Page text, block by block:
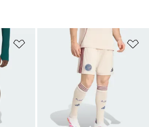
Adicionar à Lista de Desejos